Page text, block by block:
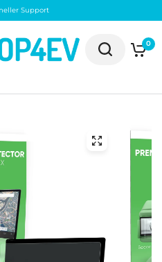
Rückversand
0